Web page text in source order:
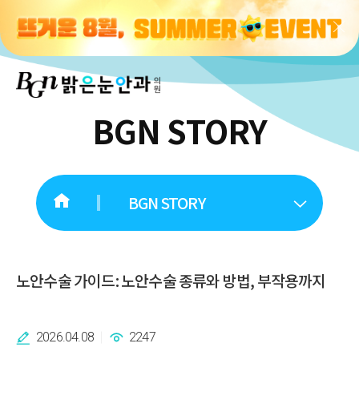
BGN STORY
BGN STORY
노안수술 가이드: 노안수술 종류와 방법, 부작용까지
2026.04.08 2247